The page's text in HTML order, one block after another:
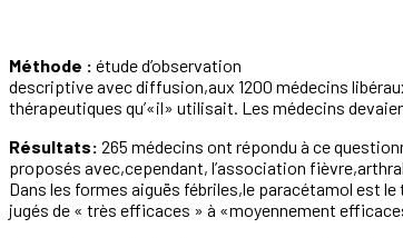
Méthode : étude d’observation
descriptive avec diffusion,aux 1200 médecins
thérapeutiques qu’«il» utilisait. Les médecins
Résultats: 265 médecins ont répondu à ce
proposés avec,cependant, l’association
Dans les formes aiguës fébriles,le paracétamol est
jugés de « très efficaces » à «moyennement